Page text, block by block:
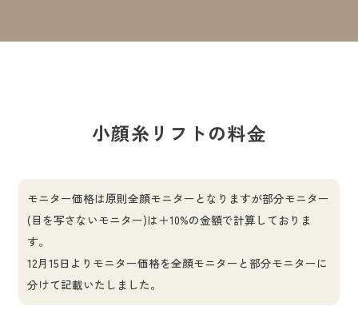
小顔糸リフトの料⾦
モニター価格は原則全顔モニターとなりますが部分モニター
(目を写さないモニター)は＋10%の金額で計算しておりま
す。
12月15日よりモニター価格を全顔モニターと部分モニターに
分けて記載いたしました。